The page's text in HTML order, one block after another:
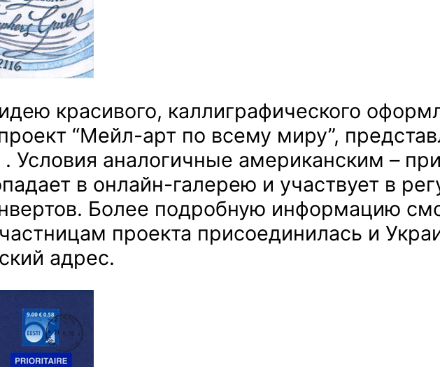
красивого, каллиграфического
“Мейл-арт по всему миру”,
. Условия аналогичные американским –
в онлайн-галерею и участвует в
Более подробную информацию
проекта присоединилась и
адрес.